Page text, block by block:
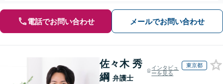
電話でお問い合わせ メールでお問い合わせ
佐々木 秀
綱 弁護士
インタビュ
ーを見る
東京都